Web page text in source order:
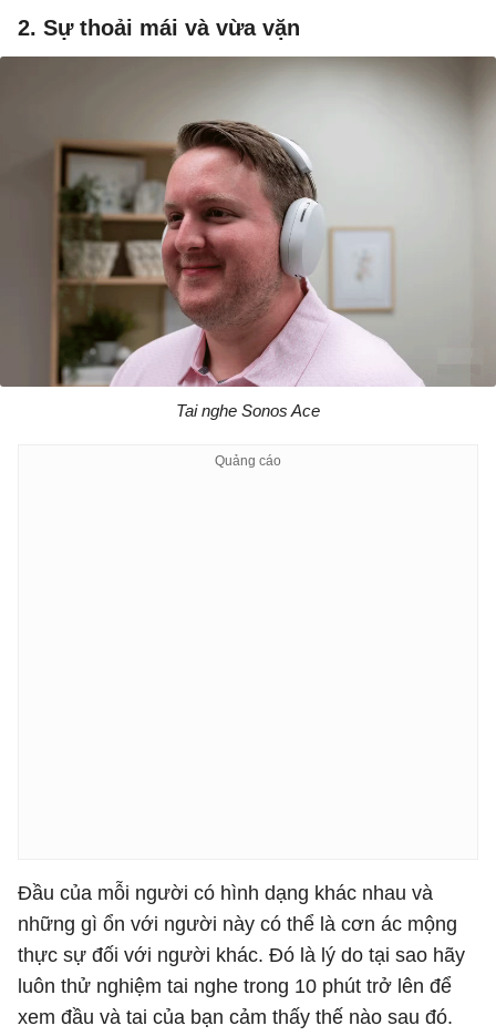
2. Sự thoải mái và vừa vặn​​
Tai nghe Sonos Ace
Đầu của mỗi người có hình dạng khác nhau và
những gì ổn với người này có thể là cơn ác mộng
thực sự đối với người khác. Đó là lý do tại sao hãy
luôn thử nghiệm tai nghe trong 10 phút trở lên để
xem đầu và tai của bạn cảm thấy thế nào sau đó.